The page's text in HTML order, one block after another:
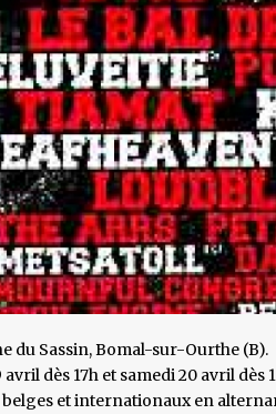
du Sassin, Bomal-sur-Ourthe (B).
dès 17h et samedi 20 avril dès
et internationaux en